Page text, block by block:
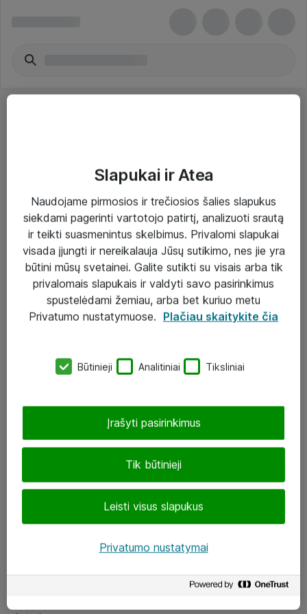
Paslaugos
Sprendimai
Įgyvendinti projektai
Atea ekspertų patarimai verslui
eShop@atea.lt
LinkedIn
Slapukai ir Atea
Naudojame pirmosios ir trečiosios šalies slapukus
siekdami pagerinti vartotojo patirtį, analizuoti srautą
ir teikti suasmenintus skelbimus. Privalomi slapukai
visada įjungti ir nereikalauja Jūsų sutikimo, nes jie yra
būtini mūsų svetainei. Galite sutikti su visais arba tik
privalomais slapukais ir valdyti savo pasirinkimus
spustelėdami žemiau, arba bet kuriuo metu
Privatumo nustatymuose. Plačiau skaitykite čia
Būtinieji Analitiniai Tiksliniai
Tik būtinieji
Leisti visus slapukus
Įrašyti pasirinkimus
Privatumo nustatymai